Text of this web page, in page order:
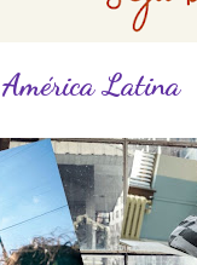
Latina